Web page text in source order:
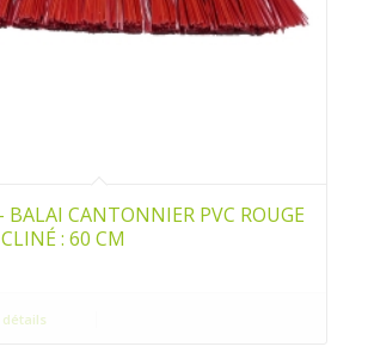
BALAI CANTONNIER PVC ROUGE
: 60 CM